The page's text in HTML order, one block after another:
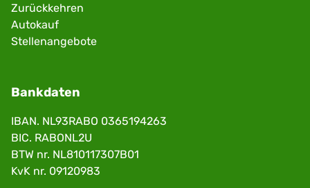
Zurückkehren
Autokauf
Stellenangebote
Bankdaten
IBAN. NL93RABO 0365194263
BIC. RABONL2U
BTW nr. NL810117307B01
KvK nr. 09120983